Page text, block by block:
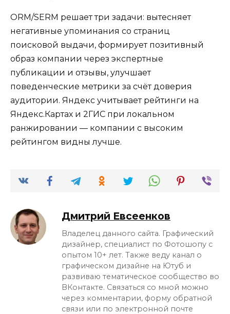
ORM/SERM решает три задачи: вытесняет
негативные упоминания со страниц
поисковой выдачи, формирует позитивный
образ компании через экспертные
публикации и отзывы, улучшает
поведенческие метрики за счёт доверия
аудитории. Яндекс учитывает рейтинги на
Яндекс.Картах и 2ГИС при локальном
ранжировании — компании с высоким
рейтингом видны лучше.
Дмитрий Евсеенков
Владелец данного сайта. Графический
дизайнер, специалист по Фотошопу с
опытом 10+ лет. Также веду канал о
графическом дизайне на Ютуб и
развиваю тематическое сообщество во
ВКонтакте. Связаться со мной можно
через комментарии, форму обратной
связи или по электронной почте